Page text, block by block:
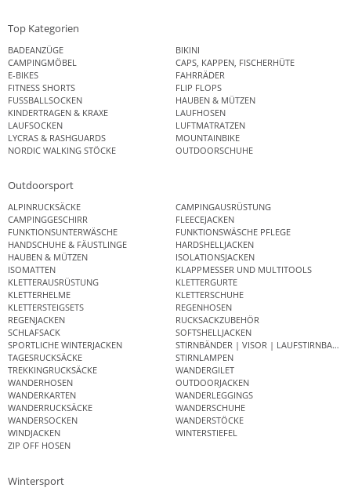
Top Kategorien
BADEANZÜGE
BIKINI
CAMPINGMÖBEL
CAPS, KAPPEN, FISCHERHÜTE
E-BIKES
FAHRRÄDER
FITNESS SHORTS
FLIP FLOPS
FUSSBALLSOCKEN
HAUBEN & MÜTZEN
KINDERTRAGEN & KRAXE
LAUFHOSEN
LAUFSOCKEN
LUFTMATRATZEN
LYCRAS & RASHGUARDS
MOUNTAINBIKE
NORDIC WALKING STÖCKE
OUTDOORSCHUHE
Outdoorsport
ALPINRUCKSÄCKE
CAMPINGAUSRÜSTUNG
CAMPINGGESCHIRR
FLEECEJACKEN
FUNKTIONSUNTERWÄSCHE
FUNKTIONSWÄSCHE PFLEGE
HANDSCHUHE & FÄUSTLINGE
HARDSHELLJACKEN
HAUBEN & MÜTZEN
ISOLATIONSJACKEN
ISOMATTEN
KLAPPMESSER UND MULTITOOLS
KLETTERAUSRÜSTUNG
KLETTERGURTE
KLETTERHELME
KLETTERSCHUHE
KLETTERSTEIGSETS
REGENHOSEN
REGENJACKEN
RUCKSACKZUBEHÖR
SCHLAFSACK
SOFTSHELLJACKEN
SPORTLICHE WINTERJACKEN
STIRNBÄNDER | VISOR | LAUFSTIRNBAND
TAGESRUCKSÄCKE
STIRNLAMPEN
TREKKINGRUCKSÄCKE
WANDERGILET
WANDERHOSEN
OUTDOORJACKEN
WANDERKARTEN
WANDERLEGGINGS
WANDERRUCKSÄCKE
WANDERSCHUHE
WANDERSOCKEN
WANDERSTÖCKE
WINDJACKEN
WINTERSTIEFEL
ZIP OFF HOSEN
Wintersport